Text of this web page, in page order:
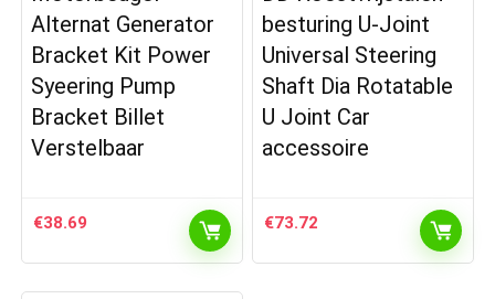
Alternat Generator
Bracket Kit Power
Syeering Pump
Bracket Billet
Verstelbaar
€38.69
besturing U-Joint
Universal Steering
Shaft Dia Rotatable
U Joint Car
accessoire
€73.72